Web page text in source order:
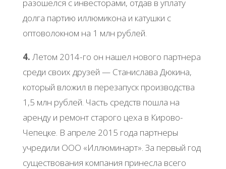
разошелся с инвесторами, отдав в уплату
долга партию иллюмикона и катушки с
оптоволокном на 1 млн рублей.
4. Летом 2014-го он нашел нового партнера
среди своих друзей — Станислава Дюкина,
который вложил в перезапуск производства
1,5 млн рублей. Часть средств пошла на
аренду и ремонт старого цеха в Кирово-
Чепецке. В апреле 2015 года партнеры
учредили ООО «Иллюминарт». За первый год
существования компания принесла всего